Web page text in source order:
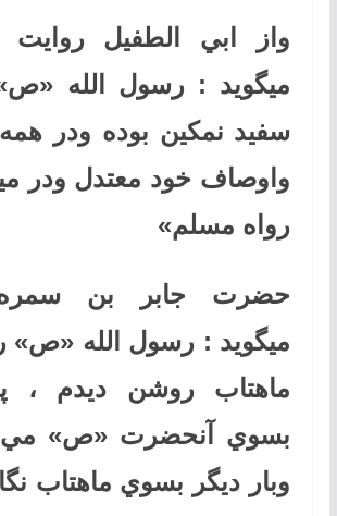
واز ابي الطفيل
ميگويد : رسول الله
سفيد نمكين بوده ودر
واوصاف خود معتدل ودر
رواه مسلم»
حضرت جابر بن
ميگويد : رسول الله
ماهتاب روشن ديدم ،
بسوي آنحضرت «ص» مي
وبار ديگر بسوي ماهتاب